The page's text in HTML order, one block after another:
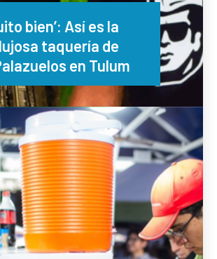
bien’: Así es la
taquería de
en Tulum